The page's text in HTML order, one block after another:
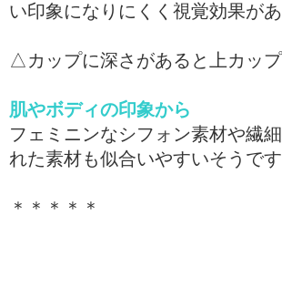
い印象になりにくく視覚効果があ
△カップに深さがあると上カッ
肌やボディの印象から
フェミニンなシフォン素材や繊
れた素材も似合いやすいそうです
＊＊＊＊＊